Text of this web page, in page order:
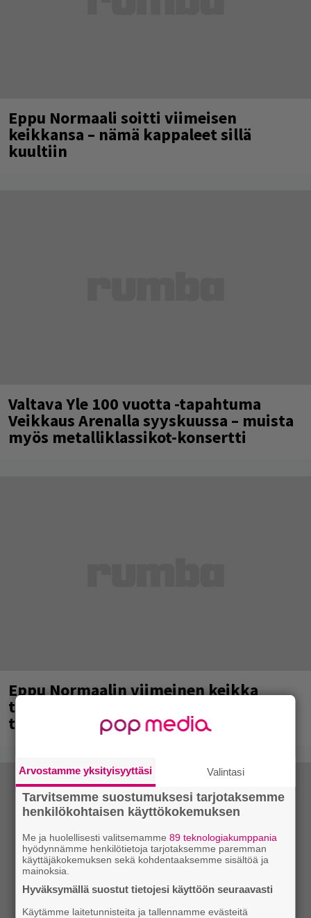
Eppu Normaali soitti viimeisen
keikkansa – nämä kappaleet sillä
kuultiin
Valtava Yle 100 vuotta -tapahtuma
Veikkaus Arenalla syyskuussa – muista
myös metalliklassikot-konsertti
Eppu Normaalin viimeinen keikka
tänään – katso kuvagalleria torstailta
täältä
Arvostamme yksityisyyttäsi Valintasi
Tarvitsemme suostumuksesi tarjotaksemme
henkilökohtaisen käyttökokemuksen
Me ja huolellisesti valitsemamme89 teknologiakumppania
hyödynnämme henkilötietoja tarjotaksemme paremman
käyttäjäkokemuksen sekä kohdentaaksemme sisältöä ja
mainoksia.
Hyväksymällä suostut tietojesi käyttöön seuraavasti
Käytämme laitetunnisteita ja tallennamme evästeitä